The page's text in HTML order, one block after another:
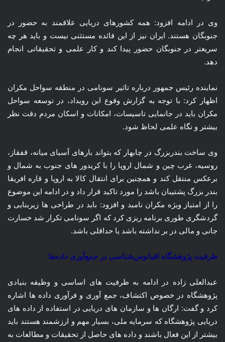
وی در ادامه افزود: همه کشورهای دریایی علاقمند به حضور در
جنوبگان هستند. ایران نیز از این قائده مستثنی نیست و باید هر چه
سریعتر در جنوبگان حضور پیدا کند و کار علمی و تحقیقاتی انجام
دهد.
نماینده رئیس جمهور درباره تاثیر سونامی در منطقه سواحل مکران
اظهار کرد: با توجه به گزارش وقوع این رویداد، در توسعه سواحل
مکران باید در جانمایی تاسیسات، امکانات و اسکان مردم دقت نظر
بیشتر و نگاه علمی لحاظ شود.
وی ساخت بندربزرگ در چابهار که بتواند بارهای آسیای میانه، قفقاز،
روسیه، غرب چین و شمال اروپا را با کریدور های جنوب به شمال و
برعکس منتقل کند و همچنین برای انتقال کالا به اروپا و قاره افریقا
بندر بزرگ پشتیبان باشد را مورد تاکید قرار داد و در ادامه این موضوع
را از امتیاز ویژه مکران نامید و افزود: باید در طراحی ها زیربنایی و
گردشگری طوری برنامه ریزی کرد که اگر سونامی تکرار شد خسارت
جانی و مالی در بر نداشته باشد یا حداقلی باشد.
ظرفیت پژوهشگاه اقیانوس‌شناسی در جمع‌آوری داده‌ها
عبدالعلی زاده در ادامه به ظرفیت های اساسی و وظیفه بنیادی
پژوهشگاه در خصوص اکتشاف، جمع آوری و فرآوری داده ها اشاره
کرد و گفت: ارگان ها و سازمان های دریایی در استفاده از داده های
دریایی پژوهشگاه که سرمایه ملی، بسیار مهم و ارزشمند هستند باید
بیشتر از این فعال باشند و داده های حاصل از تحقیقات و مطالعات به